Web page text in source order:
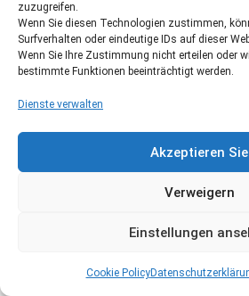
zuzugreifen.
Wenn Sie diesen Technologien zustimmen,
Surfverhalten oder eindeutige IDs auf dieser
Wenn Sie Ihre Zustimmung nicht erteilen oder
bestimmte Funktionen beeinträchtigt werden.
Dienste verwalten
Akzeptieren Sie
Verweigern
Einstellungen
Cookie Policy